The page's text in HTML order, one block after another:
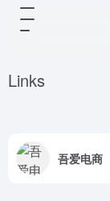
Links
吾爱电商